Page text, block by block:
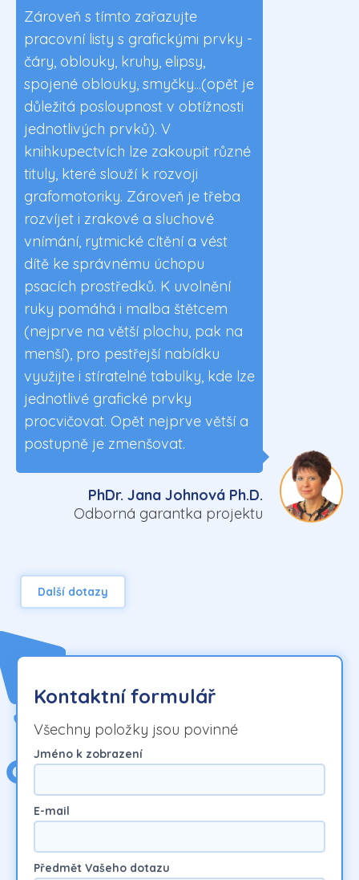
Zároveň s tímto zařazujte
pracovní listy s grafickými prvky -
čáry, oblouky, kruhy, elipsy,
spojené oblouky, smyčky...(opět je
důležitá posloupnost v obtížnosti
jednotlivých prvků). V
knihkupectvích lze zakoupit různé
tituly, které slouží k rozvoji
grafomotoriky. Zároveň je třeba
rozvíjet i zrakové a sluchové
vnímání, rytmické cítění a vést
dítě ke správnému úchopu
psacích prostředků. K uvolnění
ruky pomáhá i malba štětcem
(nejprve na větší plochu, pak na
menší), pro pestřejší nabídku
využijte i stíratelné tabulky, kde lze
jednotlivé grafické prvky
procvičovat. Opět nejprve větší a
postupně je zmenšovat.
PhDr. Jana Johnová Ph.D.
Odborná garantka projektu
Další dotazy
Kontaktní formulář
Všechny položky jsou povinné
Jméno k zobrazení
E-mail
Předmět Vašeho dotazu